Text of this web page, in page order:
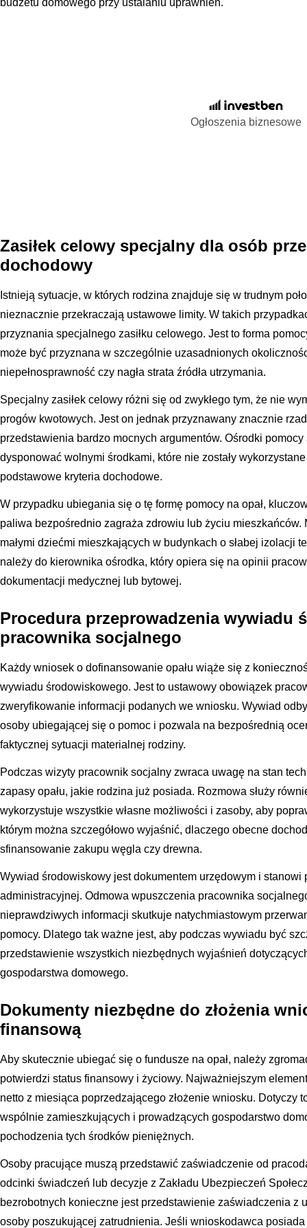
budżetu domowego przy ustalaniu uprawnień.
Ogłoszenia biznesowe
Zasiłek celowy specjalny dla osób
dochodowy
Istnieją sytuacje, w których rodzina znajduje się w trudnym
nieznacznie przekraczają ustawowe limity. W takich
przyznania specjalnego zasiłku celowego. Jest to forma
może być przyznana w szczególnie uzasadnionych
niepełnosprawność czy nagła strata źródła utrzymania.
Specjalny zasiłek celowy różni się od zwykłego tym, że nie
progów kwotowych. Jest on jednak przyznawany znacznie
przedstawienia bardzo mocnych argumentów. Ośrodki
dysponować wolnymi środkami, które nie zostały
podstawowe kryteria dochodowe.
W przypadku ubiegania się o tę formę pomocy na opał,
paliwa bezpośrednio zagraża zdrowiu lub życiu mieszkańców.
małymi dziećmi mieszkających w budynkach o słabej izolacji
należy do kierownika ośrodka, który opiera się na opinii
dokumentacji medycznej lub bytowej.
Procedura przeprowadzenia wywiadu
pracownika socjalnego
Każdy wniosek o dofinansowanie opału wiąże się z
wywiadu środowiskowego. Jest to ustawowy obowiązek
zweryfikowanie informacji podanych we wniosku. Wywiad
osoby ubiegającej się o pomoc i pozwala na bezpośrednią
faktycznej sytuacji materialnej rodziny.
Podczas wizyty pracownik socjalny zwraca uwagę na stan
zapasy opału, jakie rodzina już posiada. Rozmowa służy
wykorzystuje wszystkie własne możliwości i zasoby, aby
którym można szczegółowo wyjaśnić, dlaczego obecne
sfinansowanie zakupu węgla czy drewna.
Wywiad środowiskowy jest dokumentem urzędowym i
administracyjnej. Odmowa wpuszczenia pracownika
nieprawdziwych informacji skutkuje natychmiastowym
pomocy. Dlatego tak ważne jest, aby podczas wywiadu być
przedstawienie wszystkich niezbędnych wyjaśnień
gospodarstwa domowego.
Dokumenty niezbędne do złożenia
finansową
Aby skutecznie ubiegać się o fundusze na opał, należy
potwierdzi status finansowy i życiowy. Najważniejszym
netto z miesiąca poprzedzającego złożenie wniosku. Dotyczy
wspólnie zamieszkujących i prowadzących gospodarstwo
pochodzenia tych środków pieniężnych.
Osoby pracujące muszą przedstawić zaświadczenie od
odcinki świadczeń lub decyzje z Zakładu Ubezpieczeń
bezrobotnych konieczne jest przedstawienie zaświadczenia z
osoby poszukującej zatrudnienia. Jeśli wnioskodawca